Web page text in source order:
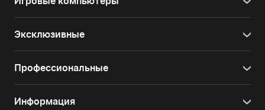
Эксклюзивные
Профессиональные
Информация